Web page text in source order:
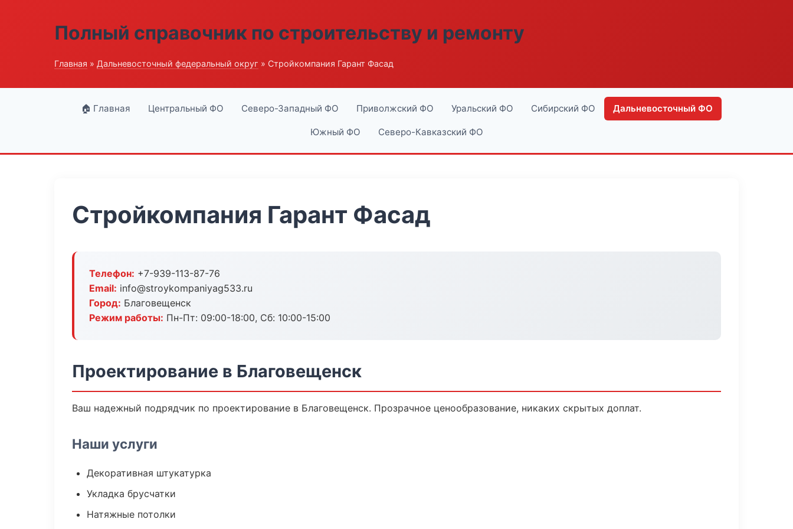
Полный справочник по строительству и ремонту
Главная » Дальневосточный федеральный округ » Стройкомпания Гарант Фасад
🏠 Главная Центральный ФО Северо-Западный ФО Приволжский ФО Уральский ФО Сибирский ФО Дальневосточный ФО
Южный ФО Северо-Кавказский ФО
Стройкомпания Гарант Фасад
Телефон: +7-939-113-87-76
Email: info@stroykompaniyag533.ru
Город: Благовещенск
Режим работы: Пн-Пт: 09:00-18:00, Сб: 10:00-15:00
Проектирование в Благовещенск
Ваш надежный подрядчик по проектирование в Благовещенск. Прозрачное ценообразование, никаких скрытых доплат.
Наши услуги
Декоративная штукатурка
Укладка брусчатки
Натяжные потолки